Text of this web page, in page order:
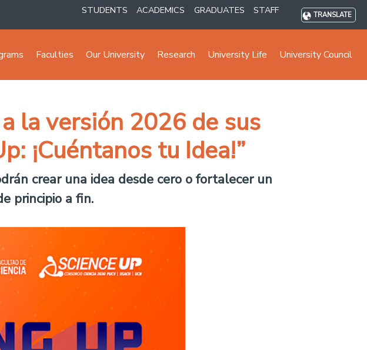
STUDENTS ACADEMICS GRADUATES STAFF TRANSLATE
Faculties Our University Research University Life University Council
la versión 2026 de sus
¡Cuéntanos tu Idea!”
crear una idea desde cero o fortalecer un
principio a fin.